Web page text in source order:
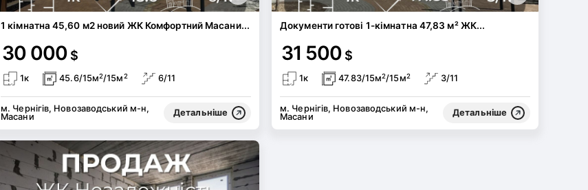
1 кімнатна 45,60 м2 новий ЖК Комфортний Масани...
30 000 $
1к 45.6/15м2/15м2 6/11
м. Чернігів, Новозаводський м-н,
Масани
Детальніше
Документи готові 1-кімнатна 47,83 м² ЖК...
31 500 $
1к 47.83/15м2/15м2 3/11
м. Чернігів, Новозаводський м-н,
Масани
Детальніше